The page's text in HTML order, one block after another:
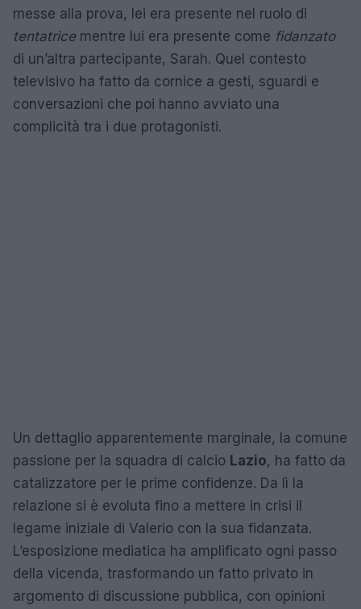
messe alla prova, lei era presente nel ruolo di
tentatricementre lui era presente come fidanzato
di un’altra partecipante, Sarah. Quel contesto
televisivo ha fatto da cornice a gesti, sguardi e
conversazioni che poi hanno avviato una
complicità tra i due protagonisti.
Un dettaglio apparentemente marginale, la comune
passione per la squadra di calcio Lazio, ha fatto da
catalizzatore per le prime confidenze. Da lì la
relazione si è evoluta fino a mettere in crisi il
legame iniziale di Valerio con la sua fidanzata.
L’esposizione mediatica ha amplificato ogni passo
della vicenda, trasformando un fatto privato in
argomento di discussione pubblica, con opinioni